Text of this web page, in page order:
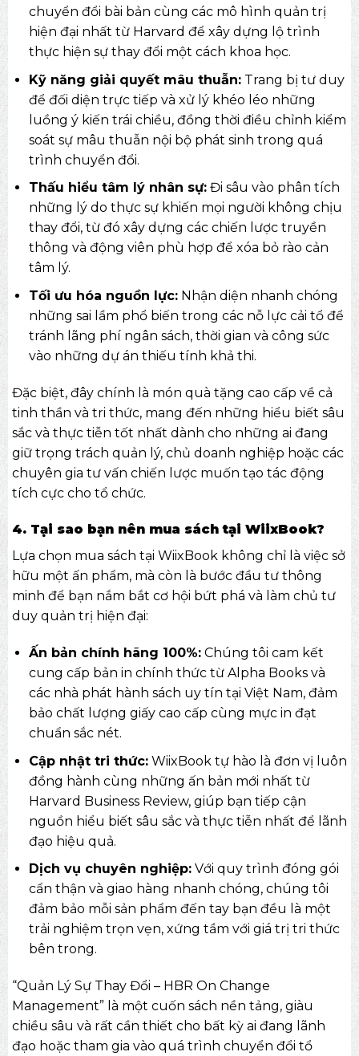
chuyển đổi bài bản cùng các mô hình quản trị
hiện đại nhất từ Harvard để xây dựng lộ trình
thực hiện sự thay đổi một cách khoa học.
Kỹ năng giải quyết mâu thuẫn:Trang bị tư duy
để đối diện trực tiếp và xử lý khéo léo những
luồng ý kiến trái chiều, đồng thời điều chỉnh kiểm
soát sự mâu thuẫn nội bộ phát sinh trong quá
trình chuyển đổi.
Thấu hiểu tâm lý nhân sự:Đi sâu vào phân tích
những lý do thực sự khiến mọi người không chịu
thay đổi, từ đó xây dựng các chiến lược truyền
thông và động viên phù hợp để xóa bỏ rào cản
tâm lý.
Tối ưu hóa nguồn lực:Nhận diện nhanh chóng
những sai lầm phổ biến trong các nỗ lực cải tổ để
tránh lãng phí ngân sách, thời gian và công sức
vào những dự án thiếu tính khả thi.
Đặc biệt, đây chính là món quà tặng cao cấp về cả
tinh thần và tri thức, mang đến những hiểu biết sâu
sắc và thực tiễn tốt nhất dành cho những ai đang
giữ trọng trách quản lý, chủ doanh nghiệp hoặc các
chuyên gia tư vấn chiến lược muốn tạo tác động
tích cực cho tổ chức.
4. Tại sao bạn nên mua sách tại WiixBook?
Lựa chọn mua sách tại WiixBook không chỉ là việc sở
hữu một ấn phẩm, mà còn là bước đầu tư thông
minh để bạn nắm bắt cơ hội bứt phá và làm chủ tư
duy quản trị hiện đại:
Ấn bản chính hãng 100%:Chúng tôi cam kết
cung cấp bản in chính thức từ Alpha Books và
các nhà phát hành sách uy tín tại Việt Nam, đảm
bảo chất lượng giấy cao cấp cùng mực in đạt
chuẩn sắc nét.
Cập nhật tri thức:WiixBook tự hào là đơn vị luôn
đồng hành cùng những ấn bản mới nhất từ
Harvard Business Review, giúp bạn tiếp cận
nguồn hiểu biết sâu sắc và thực tiễn nhất để lãnh
đạo hiệu quả.
Dịch vụ chuyên nghiệp:Với quy trình đóng gói
cẩn thận và giao hàng nhanh chóng, chúng tôi
đảm bảo mỗi sản phẩm đến tay bạn đều là một
trải nghiệm trọn vẹn, xứng tầm với giá trị tri thức
bên trong.
“Quản Lý Sự Thay Đổi – HBR On Change
Management” là một cuốn sách nền tảng, giàu
chiều sâu và rất cần thiết cho bất kỳ ai đang lãnh
đạo hoặc tham gia vào quá trình chuyển đổi tổ